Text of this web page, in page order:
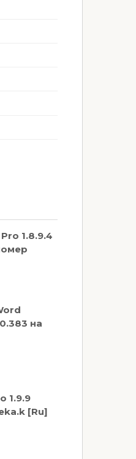
1.8.9.4
на
1.9.9
[Ru]